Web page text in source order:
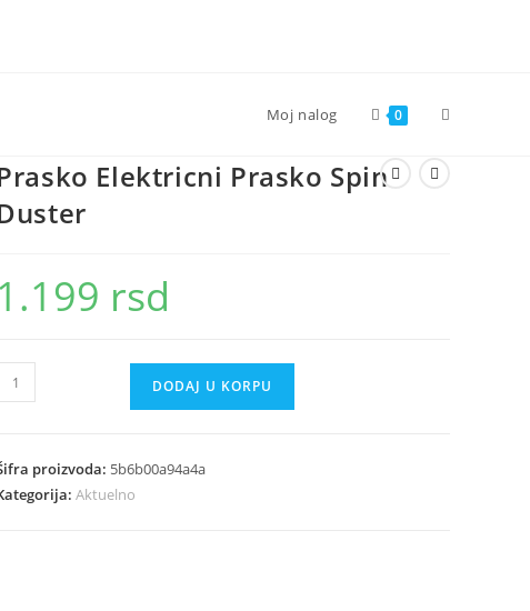
Moj nalog 0 Toggle
Elektricni Prasko Spin
1.199 rsd
Prasko
DODAJ U KORPU
proizvoda: 5b6b00a94a4a
Aktuelno